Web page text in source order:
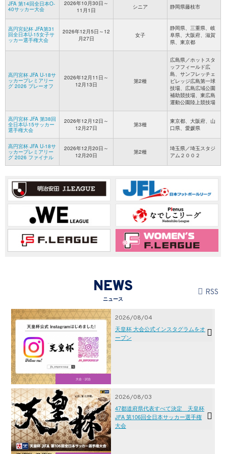
JFA 第14回全日本O-
40サッカー大会
2026年10月30日～
11月1日
シニア 静岡県藤枝市
高円宮妃杯 JFA第31
回全日本U-15女子サ
ッカー選手権大会
2026年12月5日～12
月27日
女子
静岡県、三重県、岐
阜県、大阪府、滋賀
県、東京都
高円宮杯 JFA U-18サ
ッカープレミアリー
グ 2026 プレーオフ
2026年12月11日～
12月13日
第2種
広島県／ホットスタ
ッフフィールド広
島、サンフレッチェ
ビレッジ広島第一球
技場、広島広域公園
補助競技場、東広島
運動公園陸上競技場
高円宮杯 JFA 第38回
全日本U-15サッカー
選手権大会
2026年12月12日～
12月27日
第3種
東京都、大阪府、山
口県、愛媛県
高円宮杯 JFA U-18サ
ッカープレミアリー
グ 2026 ファイナル
2026年12月20日～
12月20日
第2種
埼玉県／埼玉スタジ
アム２００２
NEWS
ニュース
RSS
大会・試合
2026/08/04
天皇杯 大会公式インスタグラムをオ
ープン
2026/08/03
47都道府県代表すべて決定 天皇杯
JFA 第106回全日本サッカー選手権
大会